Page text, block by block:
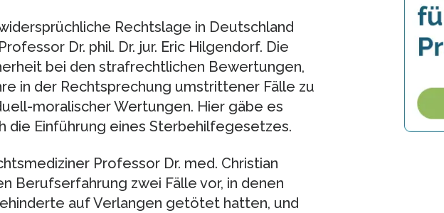
Rechtslage in Deutschland
Dr. phil. Dr. jur. Eric Hilgendorf. Die
bei den strafrechtlichen Bewertungen,
in der Rechtsprechung umstrittener Fälle zu
moralischer Wertungen. Hier gäbe es
die Einführung eines Sterbehilfegesetzes.
Professor Dr. med. Christian
Berufserfahrung zwei Fälle vor, in denen
auf Verlangen getötet hatten, und